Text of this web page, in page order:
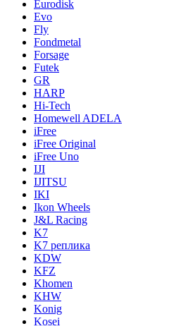
Eurodisk
Evo
Fly
Fondmetal
Forsage
Futek
GR
HARP
Hi-Tech
Homewell ADELA
iFree
iFree Original
iFree Uno
IJI
IJITSU
IKI
Ikon Wheels
J&L Racing
K7
K7 реплика
KDW
KFZ
Khomen
KHW
Konig
Kosei